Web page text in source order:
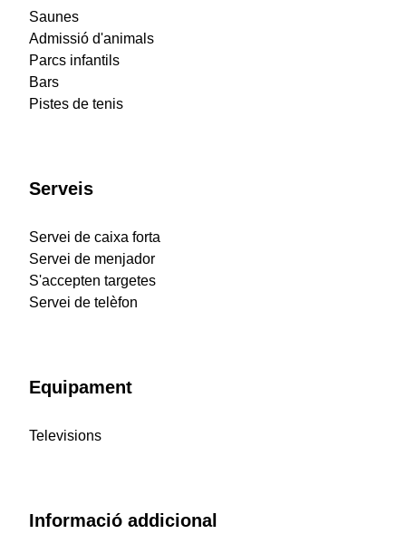
Saunes
Admissió d'animals
Parcs infantils
Bars
Pistes de tenis
Serveis
Servei de caixa forta
Servei de menjador
S'accepten targetes
Servei de telèfon
Equipament
Televisions
Informació addicional